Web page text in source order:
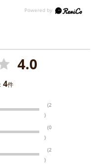
4.0
4件
(2
)
(0
)
(2
)